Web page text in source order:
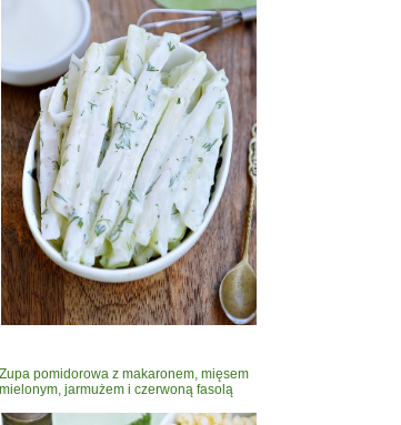
Zupa pomidorowa z makaronem, mięsem
mielonym, jarmużem i czerwoną fasolą